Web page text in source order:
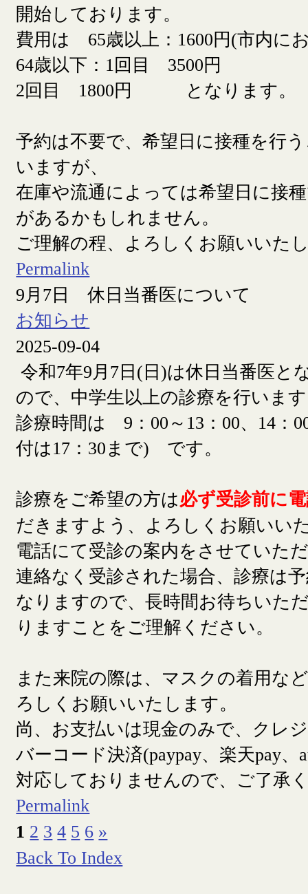
開始しております。
費用は 65歳以上：1600円(市内に
64歳以下：1回目 3500円
2回目 1800円 となります。
予約は不要で、希望日に接種を行
いますが、
在庫や流通によっては希望日に接
があるかもしれません。
ご理解の程、よろしくお願いいた
Permalink
9月7日 休日当番医について
お知らせ
2025-09-04
令和7年9月7日(日)は休日当番医と
ので、中学生以上の診療を行います
診療時間は 9：00～13：00、14：
付は17：30まで) です。
診療をご希望の方は必ず受診前に
だきますよう、よろしくお願いい
電話にて受診の案内をさせていた
連絡なく受診された場合、診療は
なりますので、長時間お待ちいた
りますことをご理解ください。
また来院の際は、マスクの着用な
ろしくお願いいたします。
尚、お支払いは現金のみで、クレ
バーコード決済(paypay、楽天pay、
対応しておりませんので、ご了承
Permalink
1 2 3 4 5 6 »
Back To Index